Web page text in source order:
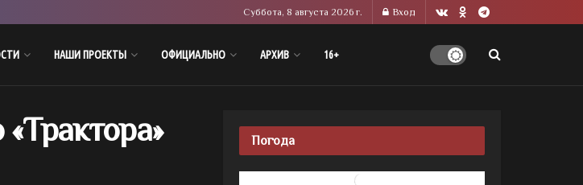
Суббота, 8 августа 2026 г. Вход
НАШИ ПРОЕКТЫ ОФИЦИАЛЬНО АРХИВ 16+
Погода